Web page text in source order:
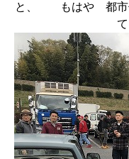
と、 もはや 都